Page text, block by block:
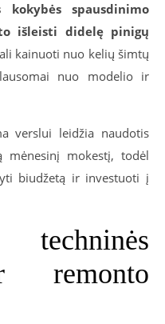
spausdinimo
išleisti didelę pinigų
kainuoti nuo kelių šimtų
nuo modelio ir
verslui leidžia naudotis
mėnesinį mokestį, todėl
biudžetą ir investuoti į
remonto